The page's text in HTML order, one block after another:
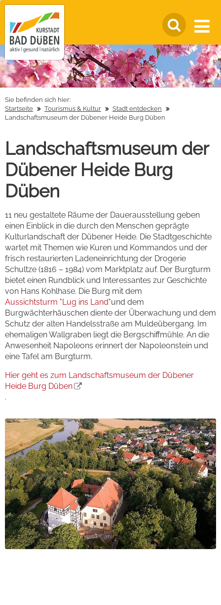
Sie befinden sich hier:
Startseite
Tourismus & Kultur
Stadt entdecken
Landschaftsmuseum der Dübener Heide Burg Düben
Landschaftsmuseum der
Dübener Heide Burg
Düben
11 neu gestaltete Räume der Dauerausstellung geben
einen Einblick in die durch den Menschen geprägte
Kulturlandschaft der Dübener Heide. Die Stadtgeschichte
wartet mit Themen wie Kuren und Kommandos und der
frisch restaurierten Ladeneinrichtung der Drogerie
Schultze (1816 – 1984) vom Marktplatz auf. Der Burgturm
bietet einen Rundblick und Interessantes zur Geschichte
von Hans Kohlhase. Die Burg mit dem
Aussichtsturm "Lug ins Land"und dem
Burgwächterhäuschen diente der Überwachung und dem
Schutz der alten Handelsstraße am Muldeübergang. Im
ehemaligen Wallgraben liegt die Bergschiffmühle. An die
Anwesenheit Napoleons erinnert der Napoleonstein und
eine Tafel am Burgturm.
Hier geht es zum Landschaftsmuseum der Dübener
Heide Burg Düben
.